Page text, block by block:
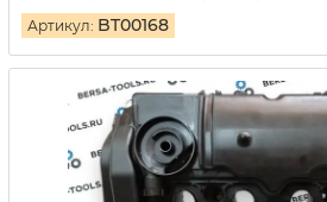
Артикул: BT00168